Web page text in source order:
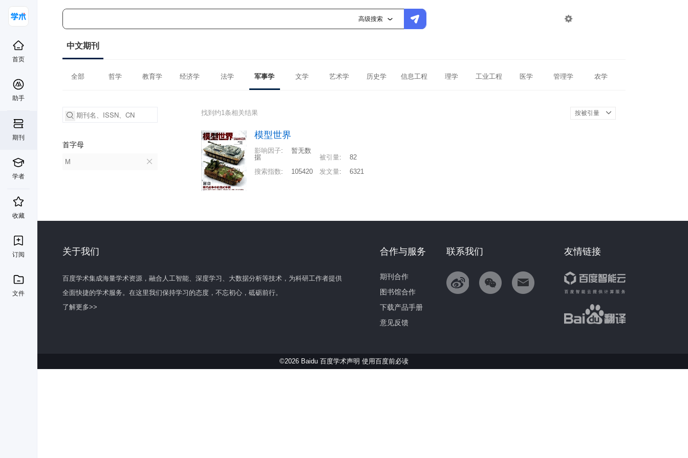
高级搜索 
首页
助手
期刊
学者
收藏
订阅
文件
中文期刊
全部 哲学 教育学 经济学 法学 军事学 文学 艺术学 历史学 信息工程 理学 工业工程 医学 管理学 农学
首字母
M
找到约1条相关结果 按被引量
模型世界
影响因子:
暂无数
据
被引量:
82
搜索指数: 105420 发文量: 6321
关于我们
百度学术集成海量学术资源，融合人工智能、深度学习、大数据分析等技术，为科研工作者提供
全面快捷的学术服务。在这里我们保持学习的态度，不忘初心，砥砺前行。
了解更多>>
友情链接
联系我们
合作与服务
期刊合作
图书馆合作
下载产品手册
意见反馈
©2026 Baidu 百度学术声明 使用百度前必读